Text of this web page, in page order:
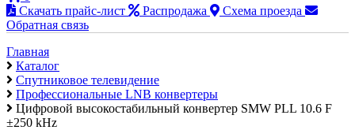
Скачать прайс-лист
Распродажа
Схема проезда
Обратная связь
Главная
Каталог
Cпутниковое телевидение
Профессиональные LNB конвертеры
Цифровой высокостабильный конвертер SMW PLL 10.6 F
±250 kHz